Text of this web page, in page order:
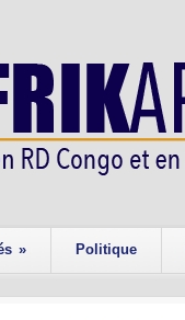
» Politique